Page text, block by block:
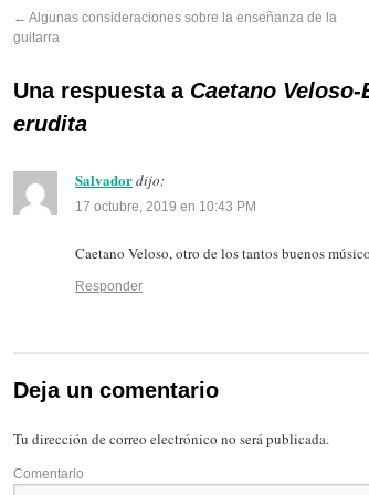
← Algunas consideraciones sobre la enseñanza de la
guitarra
Una respuesta a Caetano
erudita
Salvadordijo:
17 octubre, 2019 en 10:43 PM
Caetano Veloso, otro de los tantos buenos
Responder
Deja un comentario
Tu dirección de correo electrónico no será publicada.
Comentario